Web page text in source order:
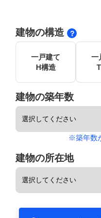
建物の構造
一戸建て
H構造
一
建物の築年数
※築年数
建物の所在地